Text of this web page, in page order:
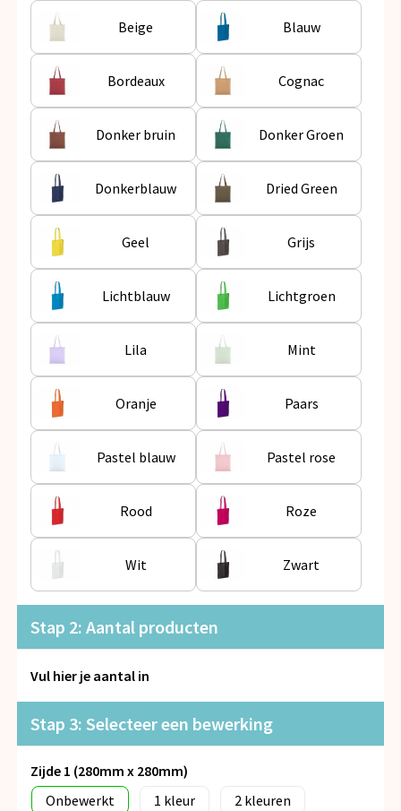
Snoepgoed
Spellen voor binnen en buiten
Veiligheid, Auto en Fiets
Vrije tijd en Strand
Anti-stress
Beige Blauw
Bordeaux Cognac
Donker bruin Donker Groen
Donkerblauw Dried Green
Geel Grijs
Lichtblauw Lichtgroen
Lila Mint
Oranje Paars
Pastel blauw Pastel rose
Rood Roze
Wit Zwart
Stap 2: Aantal producten
Vul hier je aantal in
Stap 3: Selecteer een bewerking
Zijde 1 (280mm x 280mm)
Onbewerkt
1
2